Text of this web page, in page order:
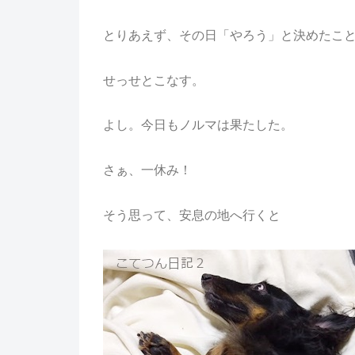
とりあえず、その日「やろう」と決めたこ
せっせとこなす。
よし。今日もノルマは果たした。
さぁ、一休み！
そう思って、安息の地へ行くと